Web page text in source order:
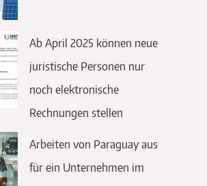
Ab April 2025 können neue
juristische Personen nur
noch elektronische
Rechnungen stellen
Arbeiten von Paraguay aus
für ein Unternehmen im